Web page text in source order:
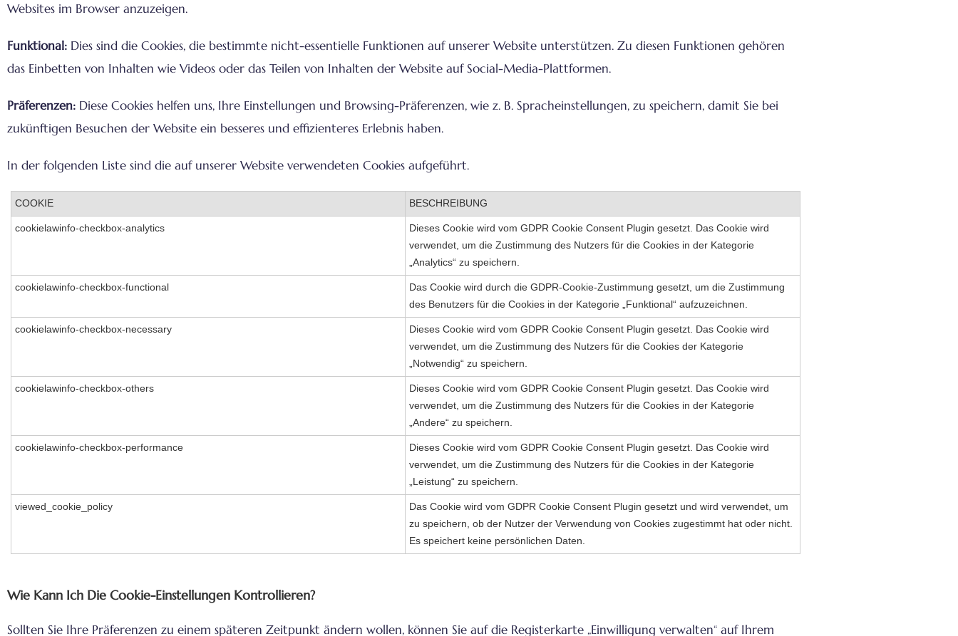
Websites im Browser anzuzeigen.
Funktional: Dies sind die Cookies, die bestimmte nicht-essentielle Funktionen auf unserer Website unterstützen. Zu diesen Funktionen gehören
das Einbetten von Inhalten wie Videos oder das Teilen von Inhalten der Website auf Social-Media-Plattformen.
Präferenzen: Diese Cookies helfen uns, Ihre Einstellungen und Browsing-Präferenzen, wie z. B. Spracheinstellungen, zu speichern, damit Sie bei
zukünftigen Besuchen der Website ein besseres und effizienteres Erlebnis haben.
In der folgenden Liste sind die auf unserer Website verwendeten Cookies aufgeführt.
COOKIE BESCHREIBUNG
cookielawinfo-checkbox-analytics
Dieses Cookie wird vom GDPR Cookie Consent Plugin gesetzt. Das Cookie wird
verwendet, um die Zustimmung des Nutzers für die Cookies in der Kategorie
„Analytics“ zu speichern.
cookielawinfo-checkbox-functional
Das Cookie wird durch die GDPR-Cookie-Zustimmung gesetzt, um die Zustimmung
des Benutzers für die Cookies in der Kategorie „Funktional“ aufzuzeichnen.
cookielawinfo-checkbox-necessary
Dieses Cookie wird vom GDPR Cookie Consent Plugin gesetzt. Das Cookie wird
verwendet, um die Zustimmung des Nutzers für die Cookies der Kategorie
„Notwendig“ zu speichern.
cookielawinfo-checkbox-others
Dieses Cookie wird vom GDPR Cookie Consent Plugin gesetzt. Das Cookie wird
verwendet, um die Zustimmung des Nutzers für die Cookies in der Kategorie
„Andere“ zu speichern.
cookielawinfo-checkbox-performance
Dieses Cookie wird vom GDPR Cookie Consent Plugin gesetzt. Das Cookie wird
verwendet, um die Zustimmung des Nutzers für die Cookies in der Kategorie
„Leistung“ zu speichern.
viewed_cookie_policy
Das Cookie wird vom GDPR Cookie Consent Plugin gesetzt und wird verwendet, um
zu speichern, ob der Nutzer der Verwendung von Cookies zugestimmt hat oder nicht.
Es speichert keine persönlichen Daten.
Wie Kann Ich Die Cookie-Einstellungen Kontrollieren?
Sollten Sie Ihre Präferenzen zu einem späteren Zeitpunkt ändern wollen, können Sie auf die Registerkarte „Einwilligung verwalten“ auf Ihrem